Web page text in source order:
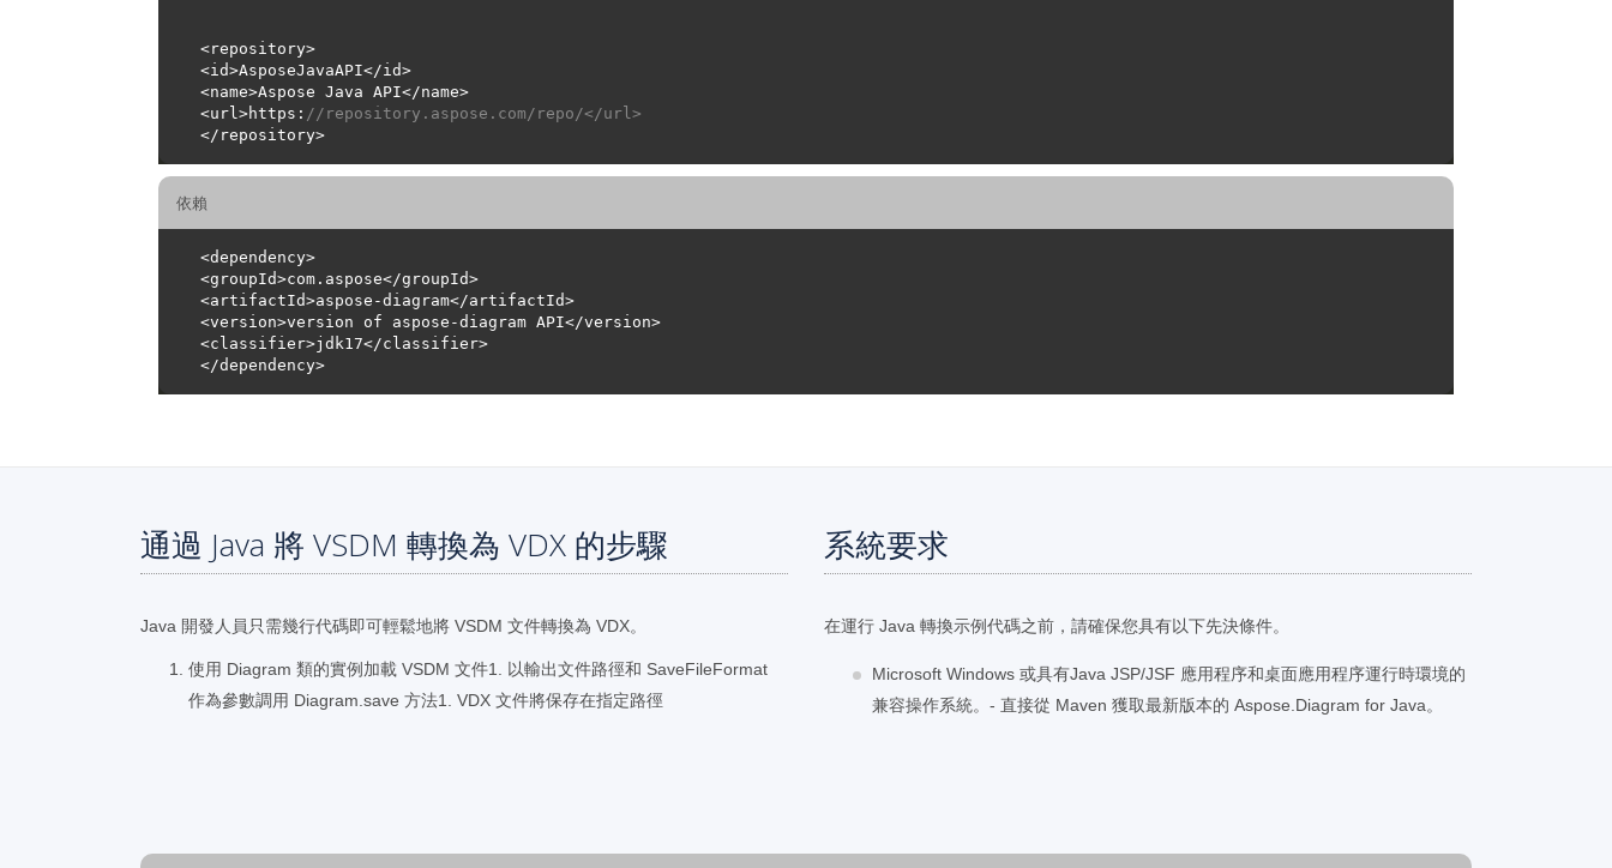
<url>https: //repository.aspose.com/repo/</url>
依賴
通過 Java 將 VSDM 轉換為 VDX 的步驟
Java 開發人員只需幾行代碼即可輕鬆地將 VSDM 文件轉換為 VDX。
使用 Diagram 類的實例加載 VSDM 文件1. 以輸出文件路徑和 SaveFileFormat
作為參數調用 Diagram.save 方法1. VDX 文件將保存在指定路徑
系統要求
在運行 Java 轉換示例代碼之前，請確保您具有以下先決條件。
Microsoft Windows 或具有Java JSP/JSF 應用程序和桌面應用程序運行時環境的
兼容操作系統。- 直接從 Maven 獲取最新版本的 Aspose.Diagram for Java。